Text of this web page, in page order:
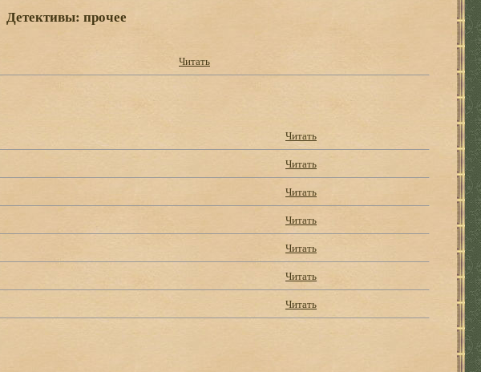
Детективы: прочее
Читать
Читать
Читать
Читать
Читать
Читать
Читать
Читать